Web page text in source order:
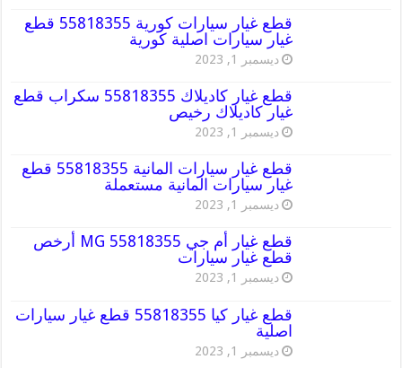
قطع غيار سيارات كورية 55818355 قطع
غيار سيارات اصلية كورية
ديسمبر 1, 2023
قطع غيار كاديلاك 55818355 سكراب قطع
غيار كاديلاك رخيص
ديسمبر 1, 2023
قطع غيار سيارات المانية 55818355 قطع
غيار سيارات المانية مستعملة
ديسمبر 1, 2023
قطع غيار أم جي MG 55818355 أرخص
قطع غيار سيارات
ديسمبر 1, 2023
قطع غيار كيا 55818355 قطع غيار سيارات
اصلية
ديسمبر 1, 2023